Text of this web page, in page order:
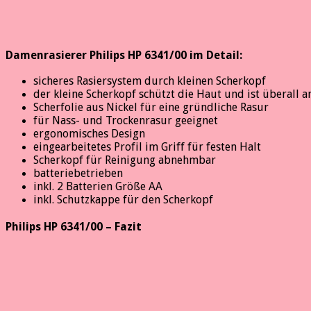
Damenrasierer Philips HP 6341/00 im Detail:
sicheres Rasiersystem durch kleinen Scherkopf
der kleine Scherkopf schützt die Haut und ist überall
Scherfolie aus Nickel für eine gründliche Rasur
für Nass- und Trockenrasur geeignet
ergonomisches Design
eingearbeitetes Profil im Griff für festen Halt
Scherkopf für Reinigung abnehmbar
batteriebetrieben
inkl. 2 Batterien Größe AA
inkl. Schutzkappe für den Scherkopf
Philips HP 6341/00 – Fazit